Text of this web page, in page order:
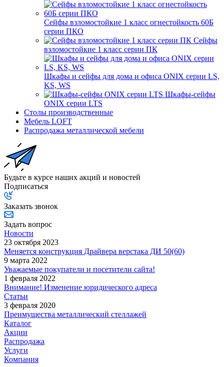
Сейфы взломостойкие 1 класс огнестойкость 60Б
серии ПКО
Сейфы
взломостойкие 1 класс серии ПК
Шкафы и сейфы для дома и офиса ONIX серии LS,
KS, WS
Шкафы-сейфы
ONIX серии LTS
Столы производственные
Мебель LOFT
Распродажа металлической мебели
Будьте в курсе наших акций и новостей
Подписаться
Заказать звонок
Задать вопрос
Новости
23 октября 2023
Меняется конструкция Драйвера верстака ДИ 50(60)
9 марта 2022
Уважаемые покупатели и посетители сайта!
1 февраля 2022
Внимание! Изменение юридического адреса
Статьи
3 февраля 2020
Преимущества металлический стеллажей
Каталог
Акции
Распродажа
Услуги
Компания